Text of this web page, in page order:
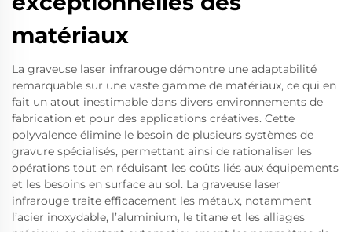
matériaux
La graveuse laser infrarouge démontre une adaptabilité
remarquable sur une vaste gamme de matériaux, ce qui en
fait un atout inestimable dans divers environnements de
fabrication et pour des applications créatives. Cette
polyvalence élimine le besoin de plusieurs systèmes de
gravure spécialisés, permettant ainsi de rationaliser les
opérations tout en réduisant les coûts liés aux équipements
et les besoins en surface au sol. La graveuse laser
infrarouge traite efficacement les métaux, notamment
l’acier inoxydable, l’aluminium, le titane et les alliages